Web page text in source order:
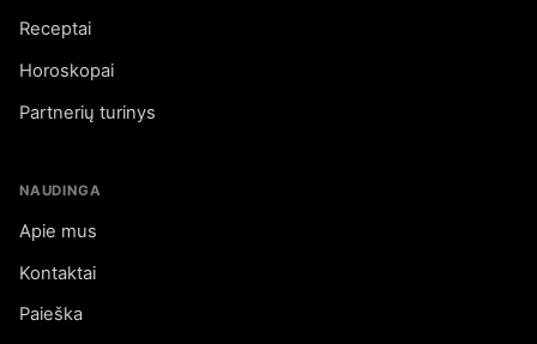
Receptai
Horoskopai
Partnerių turinys
NAUDINGA
Apie mus
Kontaktai
Paieška